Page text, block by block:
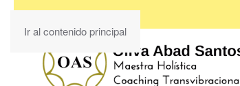
Ir al contenido principal